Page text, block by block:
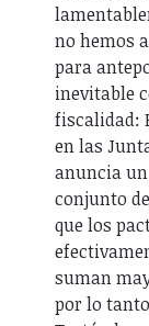
no hemos
para
inevitable
fiscalidad:
en las
anuncia un
conjunto
que los
suman
por lo